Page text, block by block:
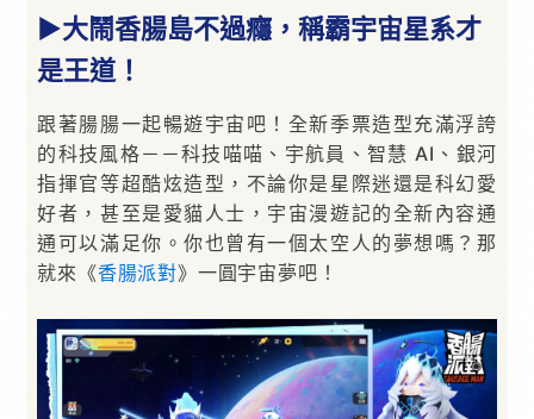
▶大鬧香腸島不過癮，稱霸宇宙星系才
是王道！
跟著腸腸一起暢遊宇宙吧！全新季票造型充滿浮誇
的科技風格－－科技喵喵、宇航員、智慧 AI、銀河
指揮官等超酷炫造型，不論你是星際迷還是科幻愛
好者，甚至是愛貓人士，宇宙漫遊記的全新內容通
通可以滿足你。你也曾有一個太空人的夢想嗎？那
就來《香腸派對》一圓宇宙夢吧！